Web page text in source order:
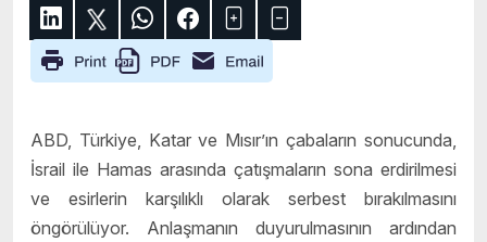
ABD, Türkiye, Katar ve Mısır’ın çabaların sonucunda,
İsrail ile Hamas arasında çatışmaların sona erdirilmesi
ve esirlerin karşılıklı olarak serbest bırakılmasını
öngörülüyor. Anlaşmanın duyurulmasının ardından